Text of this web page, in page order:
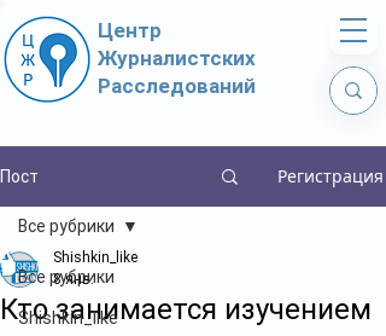
Центр
Журналистских
Расследований
Пост Регистрация
Все рубрики
Shishkin_like
Все рубрики
Кто занимается изучением
Shishkin_like
8 янв.